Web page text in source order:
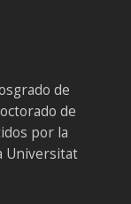
de
de
por la
Universitat